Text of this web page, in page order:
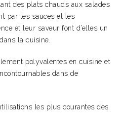
des plats chauds aux salades
par les sauces et les
et leur saveur font d’elles un
la cuisine.
polyvalentes en cuisine et
dans de
les plus courantes des